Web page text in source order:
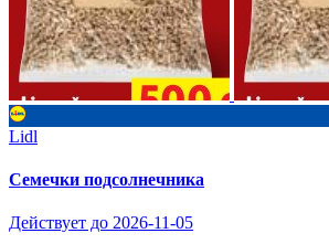
Lidl
Семечки подсолнечника
Действует до 2026-11-05